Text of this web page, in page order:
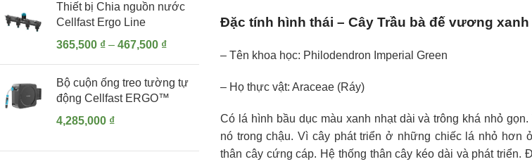
Thiết bị Chia nguồn nước
Cellfast Ergo Line
365,500 ₫ – 467,500 ₫
Bộ cuộn ống treo tường tự
động Cellfast ERGO™
4,285,000 ₫
Đặc tính hình thái – Cây Trầu bà đế vương
– Tên khoa học: Philodendron Imperial Green
– Họ thực vật: Araceae(Ráy)
Có lá hình bầu dục màu xanh nhạt dài và trông khá nhỏ
nó trong chậu. Vì cây phát triển ở những chiếc lá nhỏ hơn
thân cây cứng cáp. Hệ thống thân cây kéo dài và phát triển.